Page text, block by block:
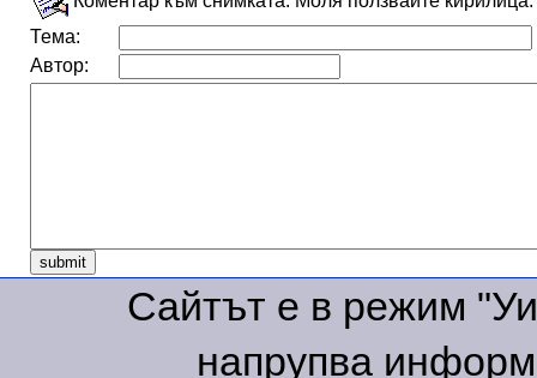
Тема:
Автор:
Сайтът е в режим
напрупва